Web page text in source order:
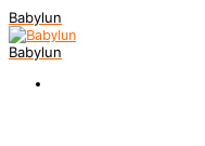
Babylun
Babylun